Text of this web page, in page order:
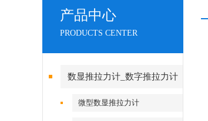
产品中心
PRODUCTS CENTER
数显推拉力计_数字推拉力计
微型数显推拉力计